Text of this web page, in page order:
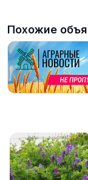
Похожие